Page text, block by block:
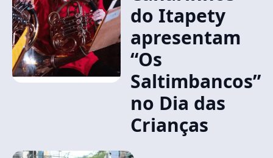
do Itapety
apresentam
“Os
Saltimbancos”
no Dia das
Crianças